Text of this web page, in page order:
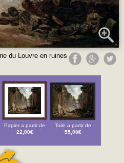
du Louvre en ruines
Papier a partir de
22,00€
Toile a partir de
55,00€